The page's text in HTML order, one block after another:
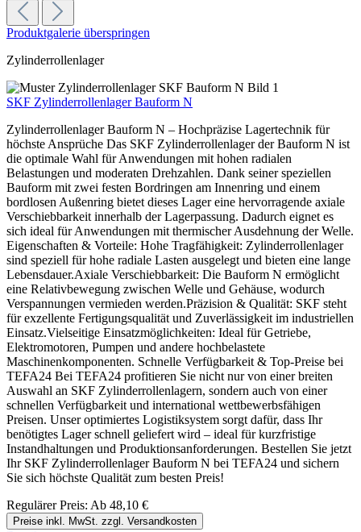
Produktgalerie überspringen
Zylinderrollenlager
SKF Zylinderrollenlager Bauform N
Zylinderrollenlager Bauform N – Hochpräzise Lagertechnik für
höchste Ansprüche Das SKF Zylinderrollenlager der Bauform N ist
die optimale Wahl für Anwendungen mit hohen radialen
Belastungen und moderaten Drehzahlen. Dank seiner speziellen
Bauform mit zwei festen Bordringen am Innenring und einem
bordlosen Außenring bietet dieses Lager eine hervorragende axiale
Verschiebbarkeit innerhalb der Lagerpassung. Dadurch eignet es
sich ideal für Anwendungen mit thermischer Ausdehnung der Welle.
Eigenschaften & Vorteile: Hohe Tragfähigkeit: Zylinderrollenlager
sind speziell für hohe radiale Lasten ausgelegt und bieten eine lange
Lebensdauer.Axiale Verschiebbarkeit: Die Bauform N ermöglicht
eine Relativbewegung zwischen Welle und Gehäuse, wodurch
Verspannungen vermieden werden.Präzision & Qualität: SKF steht
für exzellente Fertigungsqualität und Zuverlässigkeit im industriellen
Einsatz.Vielseitige Einsatzmöglichkeiten: Ideal für Getriebe,
Elektromotoren, Pumpen und andere hochbelastete
Maschinenkomponenten. Schnelle Verfügbarkeit & Top-Preise bei
TEFA24 Bei TEFA24 profitieren Sie nicht nur von einer breiten
Auswahl an SKF Zylinderrollenlagern, sondern auch von einer
schnellen Verfügbarkeit und international wettbewerbsfähigen
Preisen. Unser optimiertes Logistiksystem sorgt dafür, dass Ihr
benötigtes Lager schnell geliefert wird – ideal für kurzfristige
Instandhaltungen und Produktionsanforderungen. Bestellen Sie jetzt
Ihr SKF Zylinderrollenlager Bauform N bei TEFA24 und sichern
Sie sich höchste Qualität zum besten Preis!
Regulärer Preis: Ab 48,10 €
Preise inkl. MwSt. zzgl. Versandkosten